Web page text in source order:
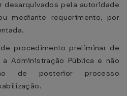
pela autoridade
mediante requerimento, por
procedimento preliminar de
Administração Pública e não
de posterior processo